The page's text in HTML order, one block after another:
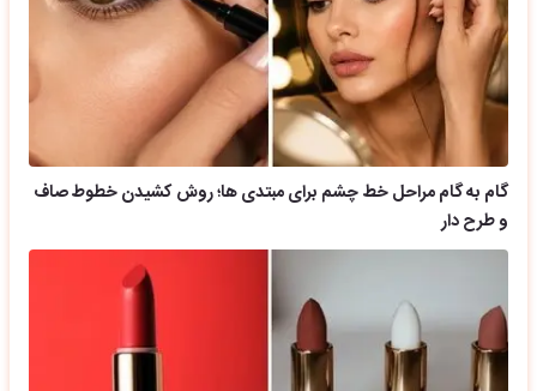
گام به گام مراحل خط چشم برای مبتدی ها؛ روش کشیدن خطوط صاف
و طرح دار